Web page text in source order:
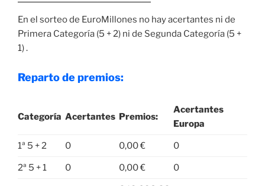
En el sorteo de EuroMillones no hay acertantes ni de
Primera Categoría (5 + 2) ni de Segunda Categoría (5 +
1) .
Reparto de premios:
Categoría Acertantes Premios:
Acertantes
Europa
1ª 5 + 2 0 0,00 € 0
2ª 5 + 1 0 0,00 € 0